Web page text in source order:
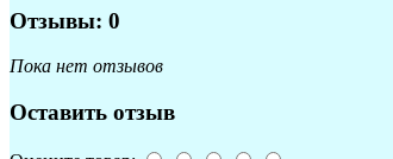
Отзывы: 0
Пока нет отзывов
Оставить отзыв